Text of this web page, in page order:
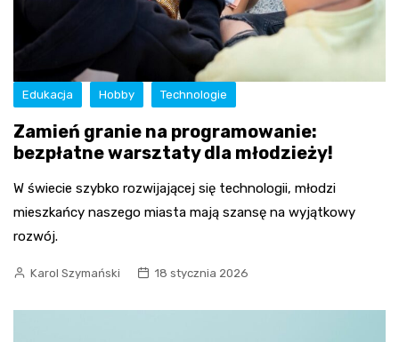
Edukacja Hobby Technologie
Zamień granie na programowanie:
bezpłatne warsztaty dla młodzieży!
W świecie szybko rozwijającej się technologii, młodzi
mieszkańcy naszego miasta mają szansę na wyjątkowy
rozwój.
Karol Szymański 18 stycznia 2026